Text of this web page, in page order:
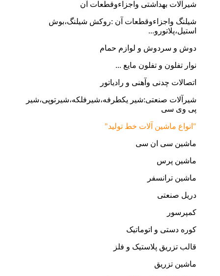
شیرآلات بهداشتی واجزاءوقطعات آن
شیلنگ واجزاءوقطعات آن :روکش شیلنگ،بوش
استیل،پلاتورو...
دوش و سردوش و لوازم حمام
نوار تفلون و تفلون مایع ...
اتصالات چدنی وآهنی و رادیاتور
شیرآلات صنعتی:شیر یکطرفه،شیرفلکه،شیرتوپی،شیر
پی وی سی
"انواع ماشین آلات خط تولید"
ماشین سی ان سی
ماشین پرس
ماشین ترانسفر
دریل صنعتی
کمپرسور
کوره دستی و اتوماتیک
قالب تزریق پلاستیک و فلز
ماشین تزریق